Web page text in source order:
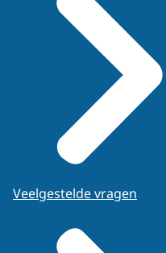
Veelgestelde vragen